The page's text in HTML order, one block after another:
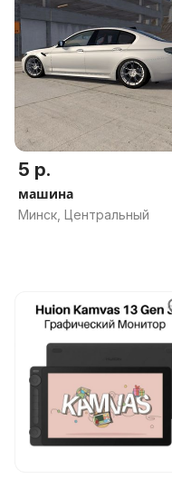
5 р.
машина
Минск, Центральный